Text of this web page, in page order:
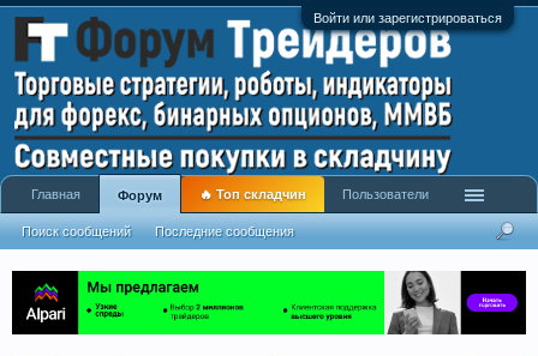
Войти или зарегистрироваться
Главная Форум
Поиск сообщений Последние сообщения
🔥 Топ складчин Пользователи